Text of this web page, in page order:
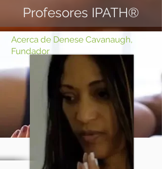
Profesores IPATH®
Acerca de Denese Cavanaugh,
Fundador